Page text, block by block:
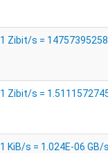
1 Zibit/s =
1 Zibit/s =
1 KiB/s = 1.024E-06 GB/s